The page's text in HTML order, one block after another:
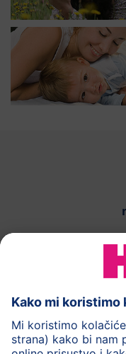
HiPP mlečna
HiPP Deca